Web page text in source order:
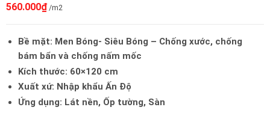
560.000₫/m2
Bề mặt: Men Bóng- Siêu Bóng – Chống xước, chống
bám bẩn và chống nấm mốc
Kích thước: 60×120 cm
Xuất xứ: Nhập khẩu Ấn Độ
Ứng dụng: Lát nền, Ốp tường, Sàn